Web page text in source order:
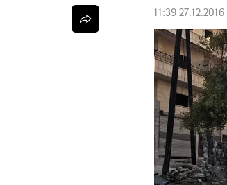
11:39 27.12.2016